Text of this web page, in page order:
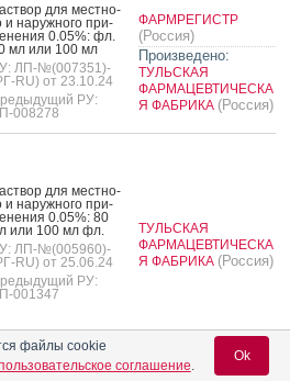
для мес­тно­
и на­руж­но­го при­
0.05%: фл.
мл или 100 мл
ЛП-№(007351)-
RU) от 23.10.24
РУ:
008278
ФАРМРЕГИСТР
(Россия)
Произведено:
ТУЛЬСКАЯ
ФАРМАЦЕВТИЧЕСКА
Я ФАБРИКА (Россия)
для мес­тно­
и на­руж­но­го при­
0.05%: 80
или 100 мл фл.
ЛП-№(005960)-
RU) от 25.06.24
РУ:
001347
ТУЛЬСКАЯ
ФАРМАЦЕВТИЧЕСКА
Я ФАБРИКА (Россия)
файлы cookie
соглашение.
Ok